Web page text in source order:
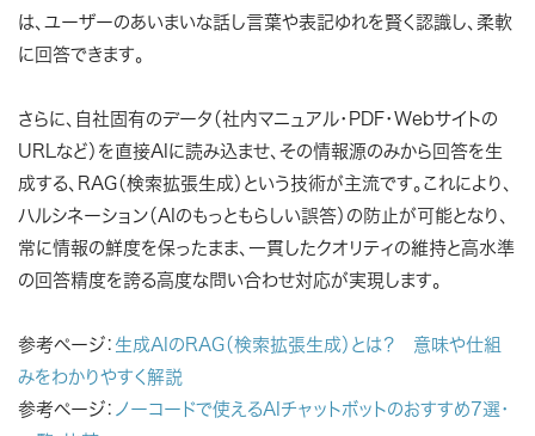
は、ユーザーのあいまいな話し言葉や表記ゆれを賢く認識し、柔軟
に回答できます。
さらに、自社固有のデータ（社内マニュアル・PDF・Webサイトの
URLなど）を直接AIに読み込ませ、その情報源のみから回答を生
成する、RAG（検索拡張生成）という技術が主流です。これにより、
ハルシネーション（AIのもっともらしい誤答）の防止が可能となり、
常に情報の鮮度を保ったまま、一貫したクオリティの維持と高水準
の回答精度を誇る高度な問い合わせ対応が実現します。
参考ページ： 生成AIのRAG（検索拡張生成）とは？ 意味や仕組
みをわかりやすく解説
参考ページ： ノーコードで使えるAIチャットボットのおすすめ7選・